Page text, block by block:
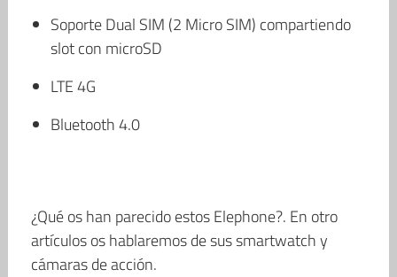
Soporte Dual SIM (2 Micro SIM) compartiendo
slot con microSD
LTE 4G
Bluetooth 4.0
¿Qué os han parecido estos Elephone?. En otro
artículos os hablaremos de sus smartwatch y
cámaras de acción.